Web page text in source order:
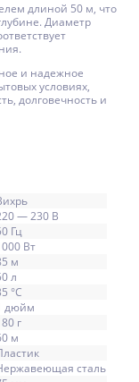
длиной 50 м, что
Диаметр
и надежное
условиях,
долговечность и
— 230 В
Гц
Вт
м
л
°C
дюйм
г
м
сталь